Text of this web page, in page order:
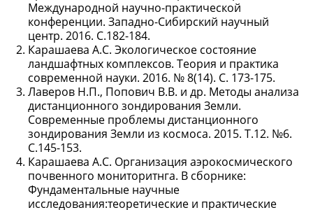
Международной научно-практической
конференции. Западно-Сибирский научный
центр. 2016. С.182-184.
Карашаева А.С. Экологическое состояние
ландшафтных комплексов. Теория и практика
современной науки. 2016. № 8(14). С. 173-175.
Лаверов Н.П., Попович В.В. и др. Методы анализа
дистанционного зондирования Земли.
Современные проблемы дистанционного
зондирования Земли из космоса. 2015. Т.12. №6.
С.145-153.
Карашаева А.С. Организация аэрокосмического
почвенного мониторитнга. В сборнике:
Фундаментальные научные
исследования:теоретические и практические